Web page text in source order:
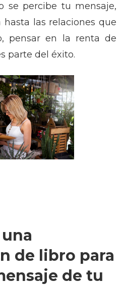
se percibe tu mensaje,
las relaciones que
pensar en la renta de
parte del éxito.
de libro para
de tu